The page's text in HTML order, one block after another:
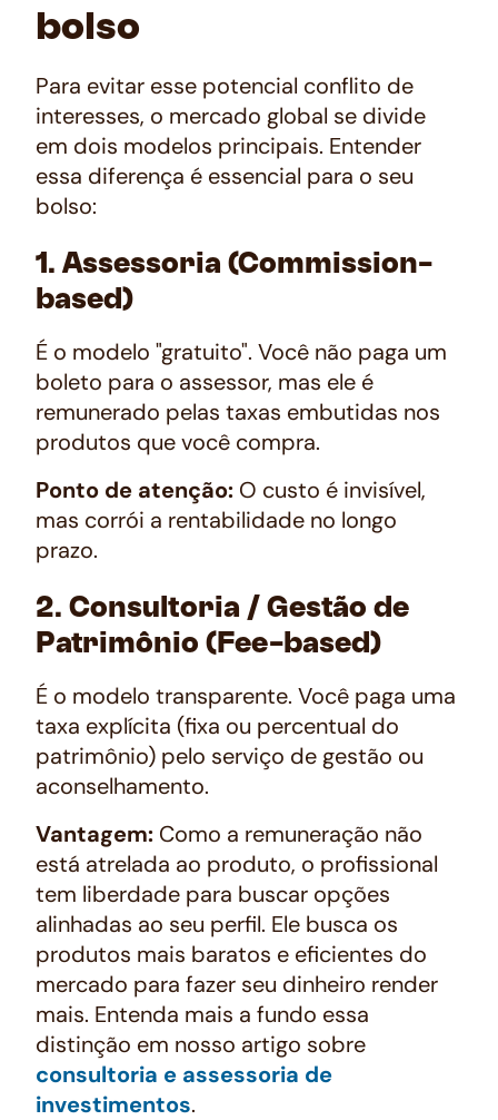
bolso
Para evitar esse potencial conflito de
interesses, o mercado global se divide
em dois modelos principais. Entender
essa diferença é essencial para o seu
bolso:
1. Assessoria (Commission-
based)
É o modelo "gratuito". Você não paga um
boleto para o assessor, mas ele é
remunerado pelas taxas embutidas nos
produtos que você compra.
Ponto de atenção: O custo é invisível,
mas corrói a rentabilidade no longo
prazo.
2. Consultoria / Gestão de
Patrimônio (Fee-based)
É o modelo transparente. Você paga uma
taxa explícita (fixa ou percentual do
patrimônio) pelo serviço de gestão ou
aconselhamento.
Vantagem: Como a remuneração não
está atrelada ao produto, o profissional
tem liberdade para buscar opções
alinhadas ao seu perfil. Ele busca os
produtos mais baratos e eficientes do
mercado para fazer seu dinheiro render
mais. Entenda mais a fundo essa
distinção em nosso artigo sobre
consultoria e assessoria de
investimentos.